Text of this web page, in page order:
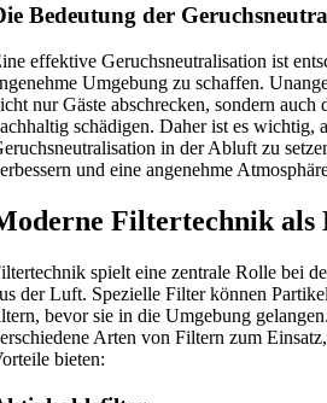
Bedeutung der
effektive Geruchsneutralisation ist
Umgebung zu schaffen.
nur Gäste abschrecken, sondern auch
schädigen. Daher ist es wichtig,
in der Abluft zu
und eine angenehme
Filtertechnik als
spielt eine zentrale Rolle bei
der Luft. Spezielle Filter können
bevor sie in die Umgebung
Arten von Filtern zum
bieten: